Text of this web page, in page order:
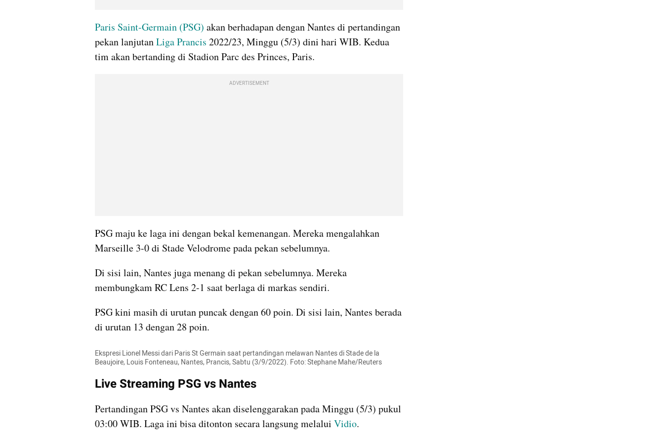
Paris Saint-Germain (PSG) akan berhadapan dengan Nantes di pertandingan
pekan lanjutan Liga Prancis 2022/23, Minggu (5/3) dini hari WIB. Kedua
tim akan bertanding di Stadion Parc des Princes, Paris.
ADVERTISEMENT
PSG maju ke laga ini dengan bekal kemenangan. Mereka mengalahkan
Marseille 3-0 di Stade Velodrome pada pekan sebelumnya.
Di sisi lain, Nantes juga menang di pekan sebelumnya. Mereka
membungkam RC Lens 2-1 saat berlaga di markas sendiri.
PSG kini masih di urutan puncak dengan 60 poin. Di sisi lain, Nantes berada
di urutan 13 dengan 28 poin.
Ekspresi Lionel Messi dari Paris St Germain saat pertandingan melawan Nantes di Stade de la
Beaujoire, Louis Fonteneau, Nantes, Prancis, Sabtu (3/9/2022). Foto: Stephane Mahe/Reuters
Live Streaming PSG vs Nantes
Pertandingan PSG vs Nantes akan diselenggarakan pada Minggu (5/3) pukul
03:00 WIB. Laga ini bisa ditonton secara langsung melalui Vidio.